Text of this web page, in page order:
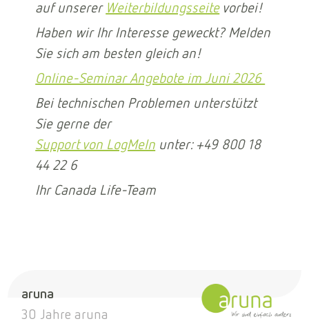
auf unserer Weiterbildungsseitevorbei!
Haben wir Ihr Interesse geweckt? Melden
Sie sich am besten gleich an!
Online-Seminar Angebote im Juni 2026
Bei technischen Problemen unterstützt
Sie gerne der
Support von LogMeIn unter: +49 800 18
44 22 6
Ihr Canada Life-Team
aruna
30 Jahre aruna